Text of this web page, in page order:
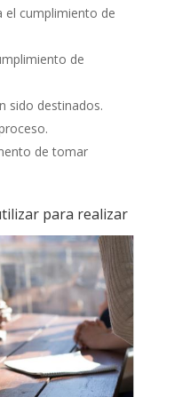
el cumplimiento de
de
sido destinados.
de tomar
para realizar